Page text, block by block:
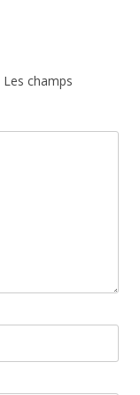
Les champs